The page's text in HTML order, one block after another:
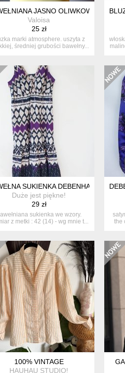
S
JASNO OLIWKOWA
Valoisa
25 zł
marki atmosphere. uszyta z
średniej grubości bawełny...
KRATKĘSUKIENKA DEBENHAMS
Duże jest piękne!
29 zł
sukienka we wzory.
z metki : 42 (14) - wg mnie t...
the
100% VINTAGE
HAUHAU STUDIO!